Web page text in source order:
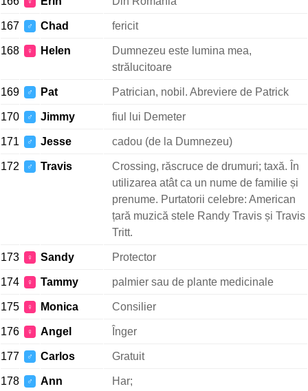
167 ♂ Chad fericit
168 ♀ Helen
Dumnezeu este lumina mea,
strălucitoare
169 ♂ Pat Patrician, nobil. Abreviere de Patrick
170 ♂ Jimmy fiul lui Demeter
171 ♂ Jesse cadou (de la Dumnezeu)
172 ♂ Travis
Crossing, răscruce de drumuri; taxă. În
utilizarea atât ca un nume de familie și
prenume. Purtatorii celebre: American
țară muzică stele Randy Travis și Travis
Tritt.
173 ♀ Sandy Protector
174 ♀ Tammy palmier sau de plante medicinale
175 ♀ Monica Consilier
176 ♀ Angel Înger
177 ♂ Carlos Gratuit
178 ♂ Ann Har;